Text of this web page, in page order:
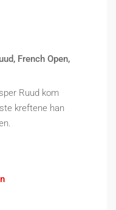
, French Open,
Ruud kom
kreftene han